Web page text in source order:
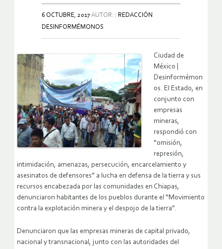
6 OCTUBRE, 2017AUTOR:
REDACCIÓN
DESINFORMÉMONOS
Ciudad de
México |
Desinformémon
os. El Estado, en
conjunto con
empresas
mineras,
respondió con
“omisión,
represión,
intimidación, amenazas, persecución, encarcelamiento y
asesinatos de defensores” a lucha en defensa de la tierra y sus
recursos encabezada por las comunidades en Chiapas,
denunciaron habitantes de los pueblos durante el “Movimiento
contra la explotación minera y el despojo de la tierra”.
Denunciaron que las empresas mineras de capital privado,
nacional y transnacional, junto con las autoridades del